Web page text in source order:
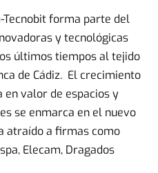
Tecnobit forma parte del
y tecnológicas
últimos tiempos al tejido
de Cádiz. El crecimiento
valor de espacios y
se enmarca en el nuevo
atraído a firmas como
Elecam, Dragados